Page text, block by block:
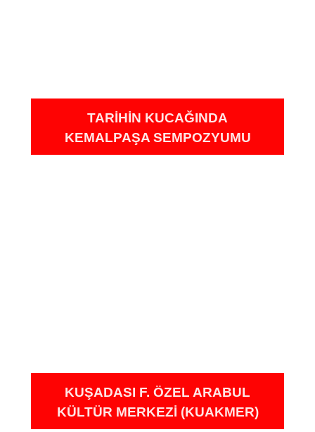
TARİHİN KUCAĞINDA
KEMALPAŞA SEMPOZYUMU
KUŞADASI F. ÖZEL ARABUL
KÜLTÜR MERKEZI (KUAKMER)